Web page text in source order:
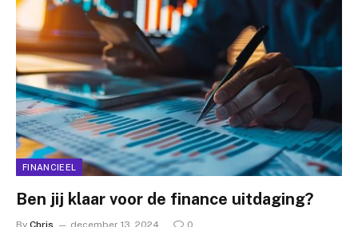
FINANCIEEL
Ben jij klaar voor de finance uitdaging?
By Chris december 13, 2024 0